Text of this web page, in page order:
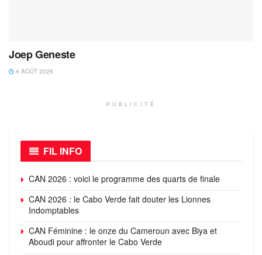
Joep Geneste
4 AOÛT 2026
PUBLICITÉ
FIL INFO
CAN 2026 : voici le programme des quarts de finale
CAN 2026 : le Cabo Verde fait douter les Lionnes
Indomptables
CAN Féminine : le onze du Cameroun avec Biya et
Aboudi pour affronter le Cabo Verde